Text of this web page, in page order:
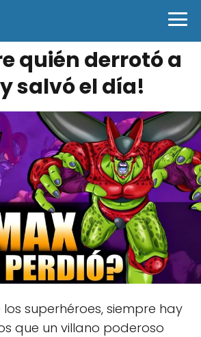
quién derrotó a
salvó el día!
superhéroes, siempre hay
que un villano poderoso